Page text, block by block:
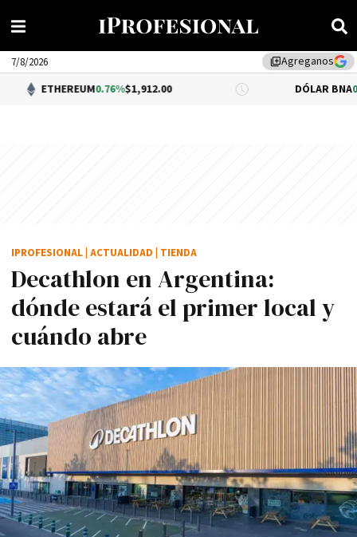
library_addAgreganos
7/8/2026
0.76%$1,912.00 DÓLAR BNA 0.34%$1,520.00
Decathlon en Argentina:
dónde estará el primer local y
cuándo abre
IPROFESIONAL ACTUALIDAD TIENDA